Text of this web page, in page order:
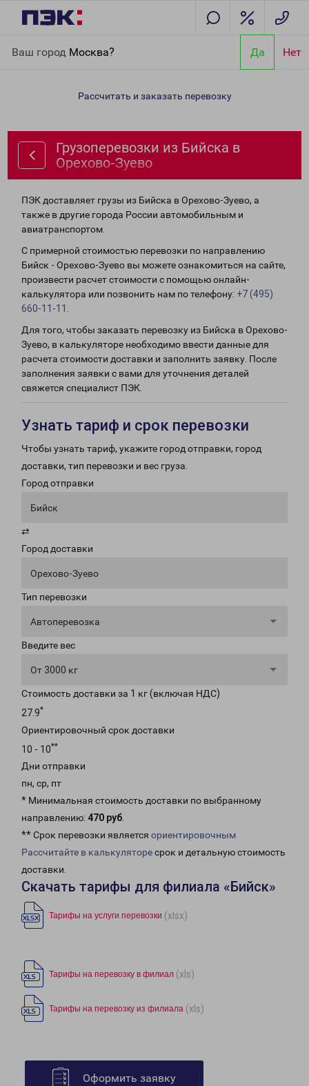
Ваш город Москва? Да Нет
Зуево
Рассчитать и заказать перевозку
Грузоперевозки из Бийска в
Орехово-Зуево
ПЭК доставляет грузы из Бийска в Орехово-Зуево, а
также в другие города России автомобильным и
авиатранспортом.
С примерной стоимостью перевозки по направлению
Бийск - Орехово-Зуево вы можете ознакомиться на сайте,
произвести расчет стоимости с помощью онлайн-
калькулятора или позвонить нам по телефону: +7 (495)
660-11-11
Для того, чтобы заказать перевозку из Бийска в Орехово-
Зуево, в калькуляторе необходимо ввести данные для
расчета стоимости доставки и заполнить заявку. После
заполнения заявки с вами для уточнения деталей
свяжется специалист ПЭК.
Узнать тариф и срок перевозки
Чтобы узнать тариф, укажите город отправки, город
доставки, тип перевозки и вес груза.
Город отправки
Бийск
⇄
Город доставки
Орехово-Зуево
Тип перевозки
Автоперевозка
Введите вес
От 3000 кг
Стоимость доставки за 1 кг (включая НДС)
27.9*
Ориентировочный срок доставки
10 - 10**
Дни отправки
пн, ср, пт
* Минимальная стоимость доставки по выбранному
направлению: 470 руб.
** Срок перевозки является ориентировочным
Рассчитайте в калькуляторесрок и детальную стоимость
доставки.
Скачать тарифы для филиала «Бийск»
Тарифы на услуги перевозки (xlsx)
Тарифы на перевозку в филиал (xls)
Тарифы на перевозку из филиала (xls)
Оформить заявку